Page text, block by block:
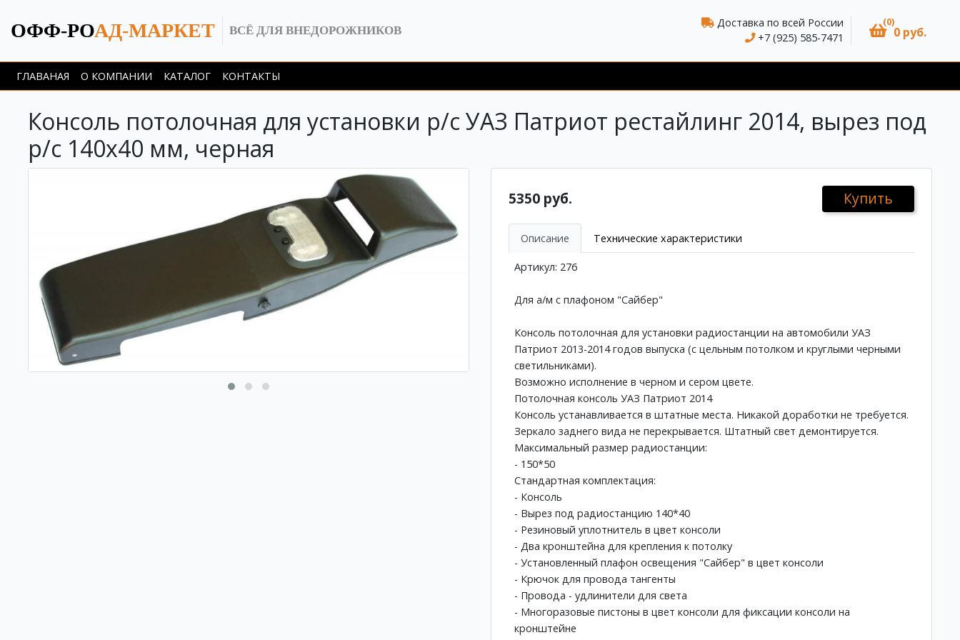
ОФФ-РОАД-МАРКЕТ ВСЁ ДЛЯ ВНЕДОРОЖНИКОВ
Доставка по всей России
+7 (925) 585-7471
(0)
0 руб.
ГЛАВАНАЯ О КОМПАНИИ КАТАЛОГ КОНТАКТЫ
Консоль потолочная для установки р/c УАЗ Патриот рестайлинг 2014, вырез под
р/c 140х40 мм, черная
5350 руб. Купить
Описание Технические характеристики
Артикул: 276
Для а/м с плафоном "Сайбер"
Консоль потолочная для установки радиостанции на автомобили УАЗ
Патриот 2013-2014 годов выпуска (с цельным потолком и круглыми черными
светильниками).
Возможно исполнение в черном и сером цвете.
Потолочная консоль УАЗ Патриот 2014
Консоль устанавливается в штатные места. Никакой доработки не требуется.
Зеркало заднего вида не перекрывается. Штатный свет демонтируется.
Максимальный размер радиостанции:
- 150*50
Стандартная комплектация:
- Консоль
- Вырез под радиостанцию 140*40
- Резиновый уплотнитель в цвет консоли
- Два кронштейна для крепления к потолку
- Установленный плафон освещения "Сайбер" в цвет консоли
- Крючок для провода тангенты
- Провода - удлинители для света
- Многоразовые пистоны в цвет консоли для фиксации консоли на
кронштейне